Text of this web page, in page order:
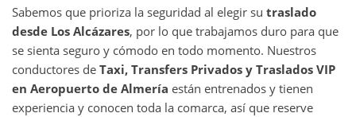
Sabemos que prioriza la seguridad al elegir su traslado
desde Los Alcázares, por lo que trabajamos duro para que
se sienta seguro y cómodo en todo momento. Nuestros
conductores de Taxi, Transfers Privados y Traslados VIP
en Aeropuerto de Almería están entrenados y tienen
experiencia y conocen toda la comarca, así que reserve